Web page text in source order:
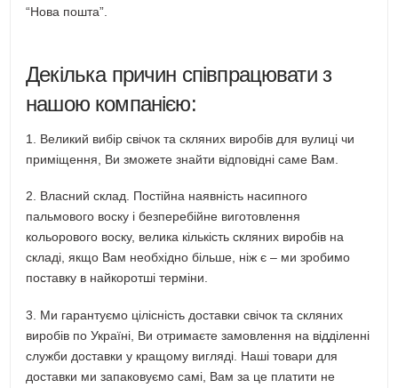
“Нова пошта”.
Декілька причин співпрацювати з
нашою компанією:
1. Великий вибір свічок та скляних виробів для вулиці чи
приміщення, Ви зможете знайти відповідні саме Вам.
2. Власний склад. Постійна наявність насипного
пальмового воску і безперебійне виготовлення
кольорового воску, велика кількість скляних виробів на
складі, якщо Вам необхідно більше, ніж є – ми зробимо
поставку в найкоротші терміни.
3. Ми гарантуємо цілісність доставки свічок та скляних
виробів по Україні, Ви отримаєте замовлення на відділенні
служби доставки у кращому вигляді. Наші товари для
доставки ми запаковуємо самі, Вам за це платити не